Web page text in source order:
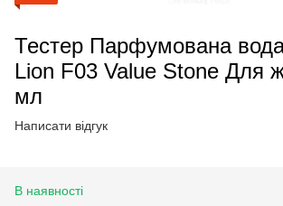
Тестер Парфумована
Lion F03 Value Stone Для
мл
Написати відгук
В наявності